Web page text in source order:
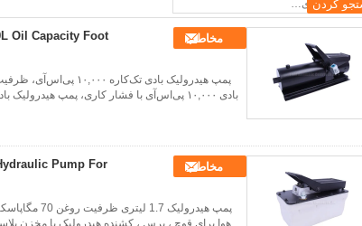
Oil Capacity Foot
مخاطب
بادی ۱۰,۰۰۰ پی‌اس‌آی با فشار کاری، پمپ هیدرولیک بادی با موتور هوا برای جک‌ها، پرس‌ها، کشنده‌های هیدرولی...
Pump For
مخاطب